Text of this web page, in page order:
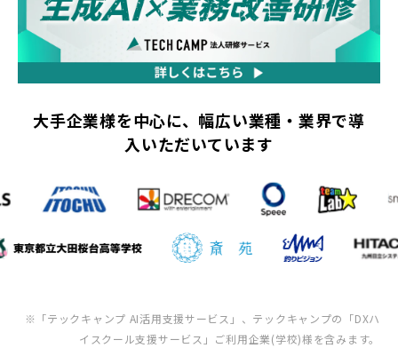
大手企業様を中心に、幅広い業種・業界で導
入いただいています
※「テックキャンプ AI活用支援サービス」、テックキャンプの「DXハ
イスクール支援サービス」ご利用企業(学校)様を含みます。